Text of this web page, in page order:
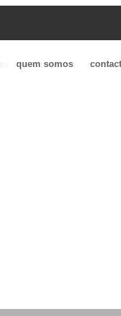
quem somos